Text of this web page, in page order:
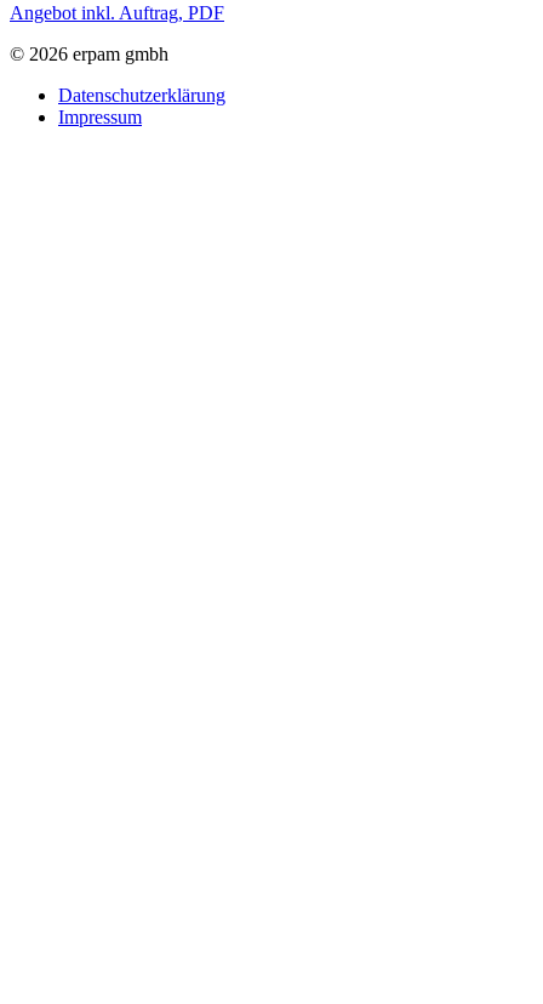
Angebot inkl. Auftrag, PDF
© 2026 erpam gmbh
Datenschutzerklärung
Impressum